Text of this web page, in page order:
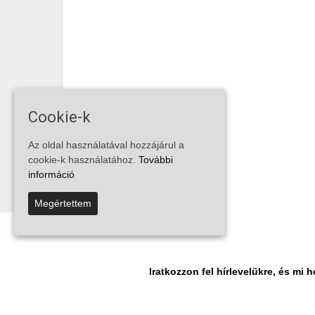
Iratkozzon fel hírlevelükre, és mi
Cookie-k
Az oldal használatával hozzájárul a
cookie-k használatához. További
információ
Megértettem